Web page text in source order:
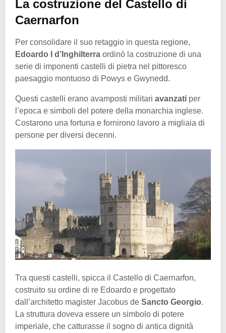
La costruzione del Castello di
Caernarfon
Per consolidare il suo retaggio in questa regione,
Edoardo I d’Inghilterra ordinò la costruzione di una
serie di imponenti castelli di pietra nel pittoresco
paesaggio montuoso di Powys e Gwynedd.
Questi castelli erano avamposti militari avanzati per
l’epoca e simboli del potere della monarchia inglese.
Costarono una fortuna e fornirono lavoro a migliaia di
persone per diversi decenni.
Tra questi castelli, spicca il Castello di Caernarfon,
costruito su ordine di re Edoardo e progettato
dall’architetto magister Jacobus de Sancto Georgio.
La struttura doveva essere un simbolo di potere
imperiale, che catturasse il sogno di antica dignità